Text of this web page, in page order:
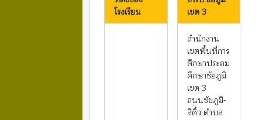
โรงเรียน
เขต 3
สำนักงาน
เขตพื้นที่การ
ศึกษาประถม
ศึกษาชัยภูมิ
เขต 3
ถนนชัยภูมิ-
สีคิ้ว ตำบล